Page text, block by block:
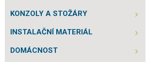
KONZOLY A STOŽÁRY
INSTALAČNÍ MATERIÁL
DOMÁCNOST